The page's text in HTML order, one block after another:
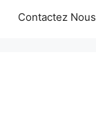
Contactez Nous